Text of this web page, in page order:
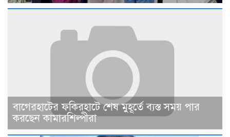
বাগেরহাটের ফকিরহাটে শেষ মুহূর্তে ব্যস্ত সময় পার
করছেন কামারশিল্পীরা